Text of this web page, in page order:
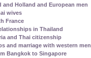
Holland and European men
wives
France
in Thailand
and Thai citizenship
and marriage with western men
Bangkok to Singapore